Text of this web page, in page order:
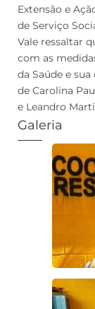
Extensão e
de Serviço
Vale ressaltar
com as
da Saúde e
de Carolina
e Leandro
Galeria